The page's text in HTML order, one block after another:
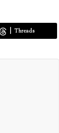
Threads